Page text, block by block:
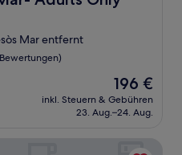
Mar entfernt
Der
Preis
beträgt
196 €
inkl. Steuern & Gebühren
23. Aug.–24. Aug.